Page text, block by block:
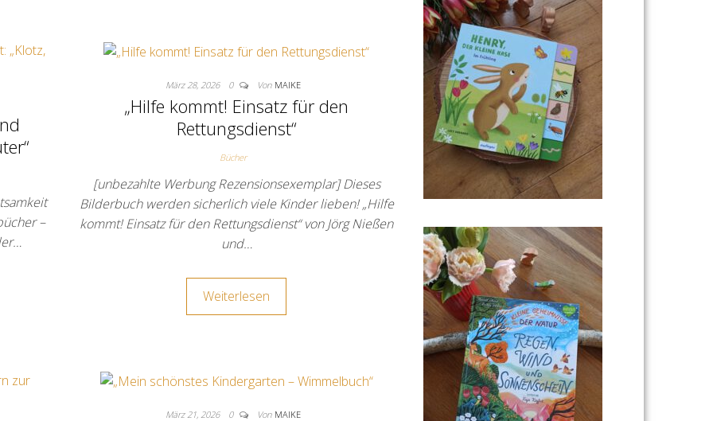
–
März 28, 2026 0 Von MAIKE
„Hilfe kommt! Einsatz für den
Rettungsdienst“
Bücher
[unbezahlte Werbung Rezensionsexemplar] Dieses
Bilderbuch werden sicherlich viele Kinder lieben! „Hilfe
kommt! Einsatz für den Rettungsdienst“ von Jörg Nießen
und…
Weiterlesen
März 21, 2026 0 Von MAIKE